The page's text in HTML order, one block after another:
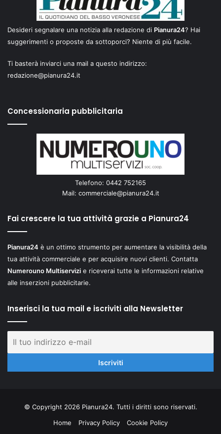
Desideri segnalare una notizia alla redazione di Pianura24? Hai
suggerimenti o proposte da sottoporci? Niente di più facile.
Ti basterà inviarci una mail a questo indirizzo:
redazione@pianura24.it
Concessionaria pubblicitaria
Telefono: 0442 752165
Mail: commerciale@pianura24.it
Fai crescere la tua attività grazie a Pianura24
Pianura24 è un ottimo strumento per aumentare la visibilità della
tua attività commerciale e per acquisire nuovi clienti. Contatta
Numerouno Multiservizi e riceverai tutte le informazioni relative
alle inserzioni pubblicitarie.
Inserisci la tua mail e iscriviti alla Newsletter
© Copyright 2026 Pianura24. Tutti i diritti sono riservati.
Home
Privacy Policy Cookie Policy